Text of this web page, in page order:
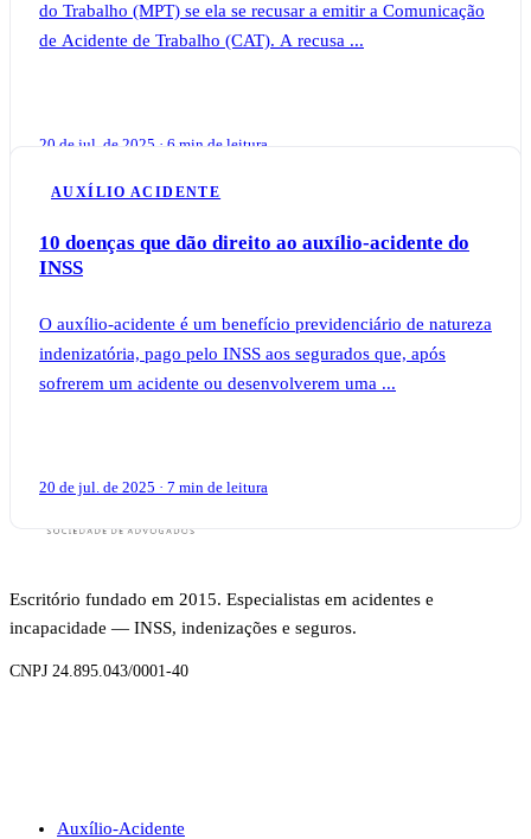
do Trabalho (MPT) se ela se recusar a emitir a Comunicação
de Acidente de Trabalho (CAT). A recusa ...
20 de jul. de 2025 · 6 min de leitura
AUXÍLIO ACIDENTE
10 doenças que dão direito ao auxílio-acidente do
INSS
O auxílio-acidente é um benefício previdenciário de natureza
indenizatória, pago pelo INSS aos segurados que, após
sofrerem um acidente ou desenvolverem uma ...
20 de jul. de 2025 · 7 min de leitura
Escritório fundado em 2015. Especialistas em acidentes e
incapacidade — INSS, indenizações e seguros.
CNPJ 24.895.043/0001-40
Auxílio-Acidente